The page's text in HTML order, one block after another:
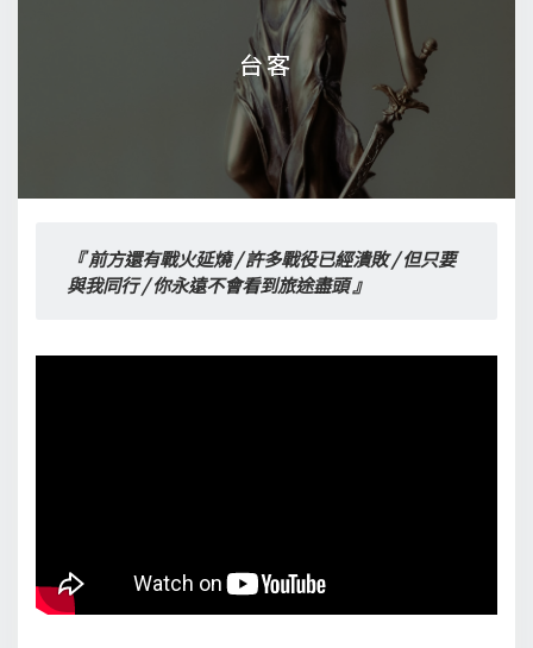
台客
台客
『 前方還有戰火延燒 / 許多戰役已經潰敗 / 但只要
與我同行 / 你永遠不會看到旅途盡頭 』